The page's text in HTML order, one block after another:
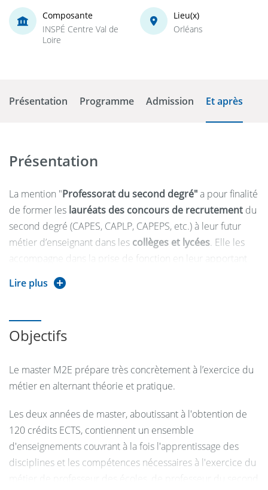
Composante
INSPÉ Centre Val de
Loire
Lieu(x)
Orléans
Présentation Programme Admission Et après
Présentation
La mention "Professorat du second degré"a pour finalité
de former les lauréats des concours de recrutement du
second degré (CAPES, CAPLP, CAPEPS, etc.) à leur futur
métier d’enseignant dans les collèges et lycées. Elle les
accompagne dans la prise de fonction en leur apportant
une formation professionnalisante qui articule
connaissances académiques
Cette mention vise à préparer les enseignants à
à la diversité des élèves et des contextes éducatifs, dans le
respect desvaleurs de l’École républicaine
L'entrée progressive dans le métier est assurée par une
période d'observation et de pratique accompagnée en
M1, et un stage en responsabilité à mi-temps devant
élèves en M2.
Lire plus
Objectifs
Le master M2E prépare très concrètement à l’exercice du
métier en alternant théorie et pratique.
Les deux années de master, aboutissant à l'obtention de
120 crédits ECTS, contiennent un ensemble
d'enseignements couvrant à la fois l'apprentissage des
disciplines et les compétences nécessaires à l'exercice du
métier de professeur des écoles, de professeur du second